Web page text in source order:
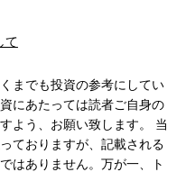
て
までも投資の参考にしてい
にあたっては読者ご自身の
よう、お願い致します。 当
ておりますが、記載される
はありません。万が一、ト